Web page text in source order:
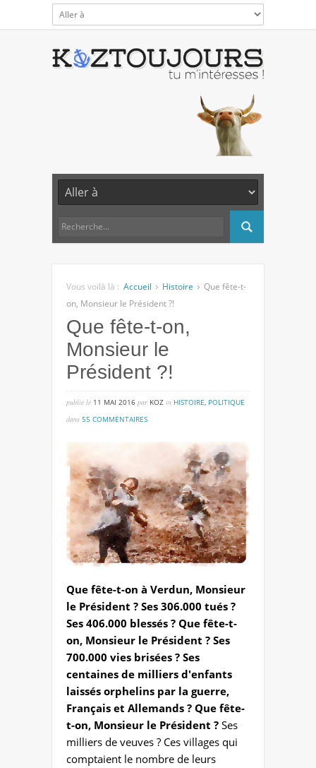
Vous voilà là : Accueil Histoire
Que fête-t-
on, Monsieur le Président ?!
Que fête-t-on,
Monsieur le
Président ?!
publié lé 11 MAI 2016 par KOZ in HISTOIRE POLITIQUE
dans 55 COMMENTAIRESsur
on,
monsieur
le
président
?!
Que fête-t-on à Verdun, Monsieur
le Président ? Ses 306.000 tués ?
Ses 406.000 blessés ? Que fête-t-
on, Monsieur le Président ? Ses
700.000 vies brisées ? Ses
centaines de milliers d'enfants
laissés orphelins par la guerre,
Français et Allemands ? Que fête-
t-on, Monsieur le Président ? Ses
milliers de veuves ? Ces villages qui
comptaient le nombre de leurs